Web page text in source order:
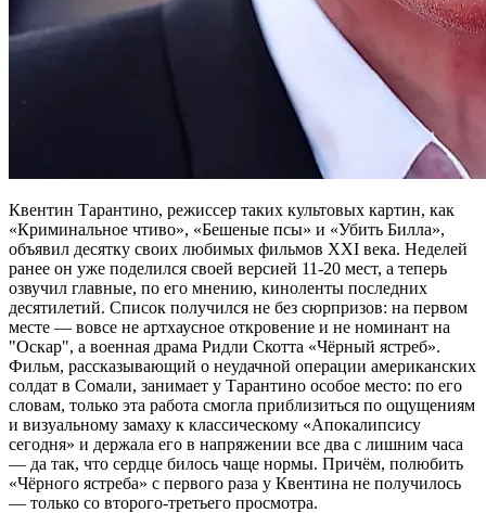
Квентин Тарантино, режиссер таких культовых картин, как
«Криминальное чтиво», «Бешеные псы» и «Убить Билла»,
объявил десятку своих любимых фильмов XXI века. Неделей
ранее он уже поделился своей версией 11-20 мест, а теперь
озвучил главные, по его мнению, киноленты последних
десятилетий. Список получился не без сюрпризов: на первом
месте — вовсе не артхаусное откровение и не номинант на
"Оскар", а военная драма Ридли Скотта «Чёрный ястреб».
Фильм, рассказывающий о неудачной операции американских
солдат в Сомали, занимает у Тарантино особое место: по его
словам, только эта работа смогла приблизиться по ощущениям
и визуальному замаху к классическому «Апокалипсису
сегодня» и держала его в напряжении все два с лишним часа
— да так, что сердце билось чаще нормы. Причём, полюбить
«Чёрного ястреба» с первого раза у Квентина не получилось
— только со второго-третьего просмотра.